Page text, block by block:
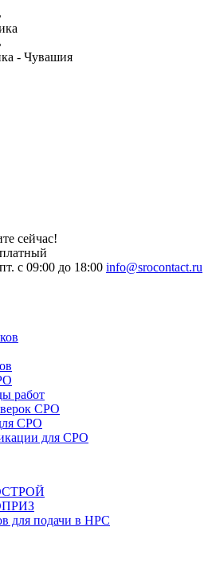
- Чувашия
сейчас!
с 09:00 до 18:00 info@srocontact.ru
работ
СРО
СРО
для СРО
для подачи в НРС